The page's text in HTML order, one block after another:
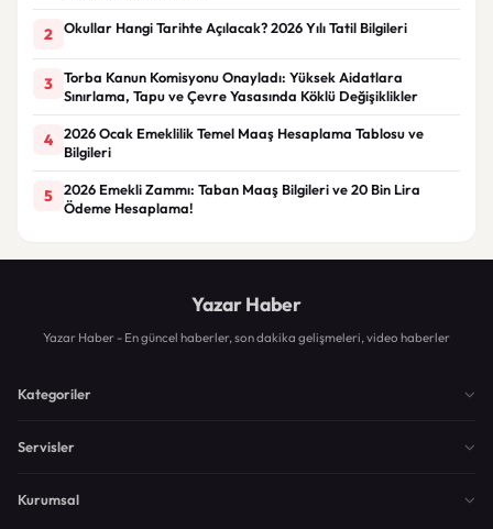
2 Okullar Hangi Tarihte Açılacak? 2026 Yılı Tatil Bilgileri
3
Torba Kanun Komisyonu Onayladı: Yüksek Aidatlara
Sınırlama, Tapu ve Çevre Yasasında Köklü Değişiklikler
4
2026 Ocak Emeklilik Temel Maaş Hesaplama Tablosu ve
Bilgileri
5
2026 Emekli Zammı: Taban Maaş Bilgileri ve 20 Bin Lira
Ödeme Hesaplama!
Yazar Haber
Yazar Haber - En güncel haberler, son dakika gelişmeleri, video haberler
Kategoriler
Servisler
Kurumsal